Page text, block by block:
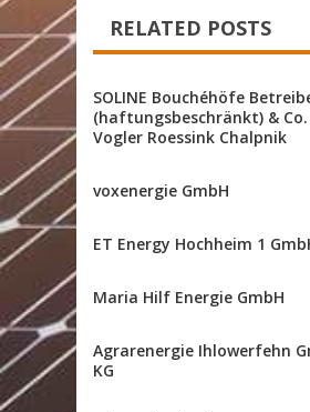
RELATED POSTS
SOLINE Bouchéhöfe
(haftungsbeschränkt) & Co.
Vogler Roessink Chalpnik
voxenergie GmbH
ET Energy Hochheim 1
Maria Hilf Energie GmbH
Agrarenergie Ihlowerfehn
KG